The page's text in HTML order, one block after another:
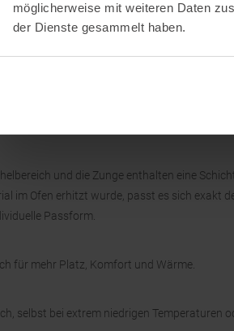
möglicherweise mit weiteren Daten
der Dienste gesammelt haben.
Anpassen von Vorlagewinkel (13°, 15°
mehr Stabilität und Kantengriff für
von Atomic zeigt bei allen Temperaturen
und die Zunge enthalten eine
im Ofen erhitzt wurde, passt es sich exakt
Passform.
für mehr Platz, Komfort und Wärme.
selbst bei extrem niedrigen Temperaturen